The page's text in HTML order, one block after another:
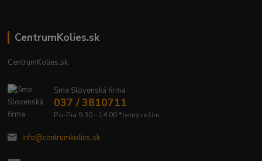
CentrumKolies.sk
CentrumKolies.sk
Sme Slovenská firma
037 / 3810711
Po-Pia 9.30 - 14.00 *letný režim
info@centrumkolies.sk